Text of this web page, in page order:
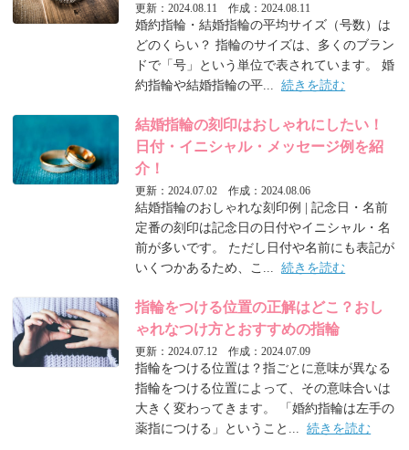
更新：2024.08.11 作成：2024.08.11
婚約指輪・結婚指輪の平均サイズ（号数）は
どのくらい？ 指輪のサイズは、多くのブラン
ドで「号」という単位で表されています。 婚
約指輪や結婚指輪の平...続きを読む
結婚指輪の刻印はおしゃれにしたい！
日付・イニシャル・メッセージ例を紹
介！
更新：2024.07.02 作成：2024.08.06
結婚指輪のおしゃれな刻印例 | 記念日・名前
定番の刻印は記念日の日付やイニシャル・名
前が多いです。 ただし日付や名前にも表記が
いくつかあるため、こ...続きを読む
指輪をつける位置の正解はどこ？おし
ゃれなつけ方とおすすめの指輪
更新：2024.07.12 作成：2024.07.09
指輪をつける位置は？指ごとに意味が異なる
指輪をつける位置によって、その意味合いは
大きく変わってきます。 「婚約指輪は左手の
薬指につける」ということ...続きを読む